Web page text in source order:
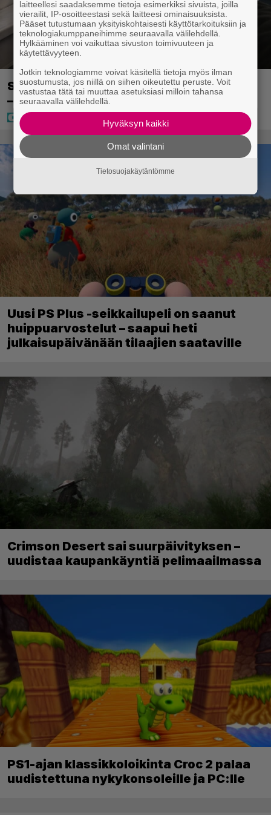
Sampo Kaulanen sai oudon tulehduksen
– makaa hoitolaitteessa nytkähdellen
Uusi PS Plus -seikkailupeli on saanut
huippuarvostelut – saapui heti
julkaisupäivänään tilaajien saataville
Crimson Desert sai suurpäivityksen –
uudistaa kaupankäyntiä pelimaailmassa
PS1-ajan klassikkoloikinta Croc 2 palaa
uudistettuna nykykonsoleille ja PC:lle
laitteellesi saadaksemme tietoja esimerkiksi sivuista, joilla
vierailit, IP-osoitteestasi sekä laitteesi ominaisuuksista.
Pääset tutustumaan yksityiskohtaisesti käyttötarkoituksiin ja
teknologiakumppaneihimme seuraavalla välilehdellä.
Hylkääminen voi vaikuttaa sivuston toimivuuteen ja
käytettävyyteen.
Jotkin teknologiamme voivat käsitellä tietoja myös ilman
suostumusta, jos niillä on siihen oikeutettu peruste. Voit
vastustaa tätä tai muuttaa asetuksiasi milloin tahansa
seuraavalla välilehdellä.
Hyväksyn kaikki
Omat valintani
Tietosuojakäytäntömme